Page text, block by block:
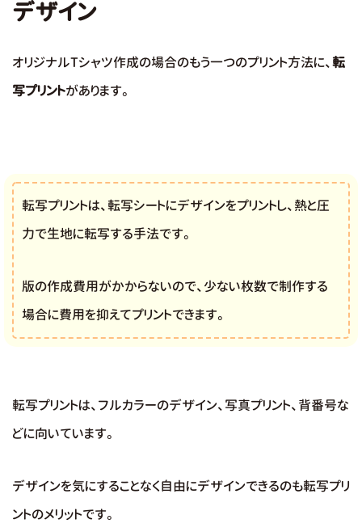
デザイン
オリジナルTシャツ作成の場合のもう一つのプリント方法に、転
写プリントがあります。
転写プリントは、転写シートにデザインをプリントし、熱と圧
力で生地に転写する手法です。
版の作成費用がかからないので、少ない枚数で制作する
場合に費用を抑えてプリントできます。
転写プリントは、フルカラーのデザイン、写真プリント、背番号な
どに向いています。
デザインを気にすることなく自由にデザインできるのも転写プリ
ントのメリットです。